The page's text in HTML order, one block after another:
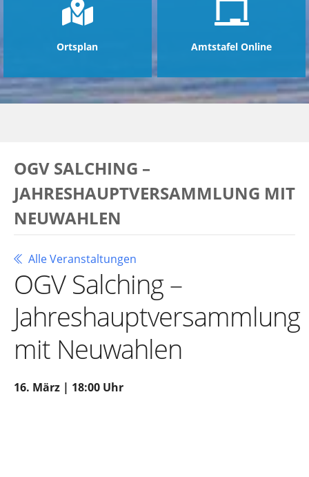
Ortsplan Amtstafel Online
OGV SALCHING –
JAHRESHAUPTVERSAMMLUNG MIT
NEUWAHLEN
Alle Veranstaltungen
OGV Salching –
Jahreshauptversammlung
mit Neuwahlen
16. März | 18:00 Uhr